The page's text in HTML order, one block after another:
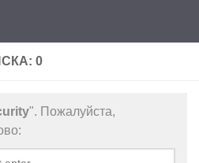
0
". Пожалуйста,